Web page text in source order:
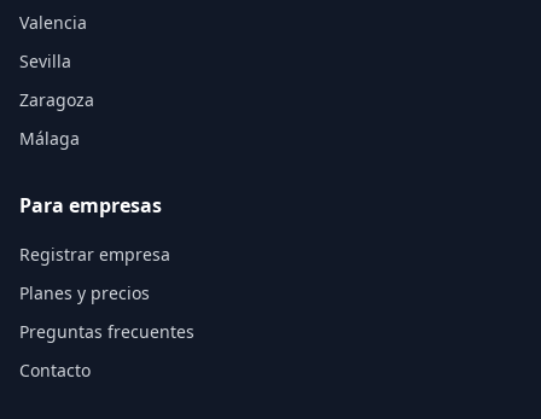
Valencia
Sevilla
Zaragoza
Málaga
Para empresas
Registrar empresa
Planes y precios
Preguntas frecuentes
Contacto